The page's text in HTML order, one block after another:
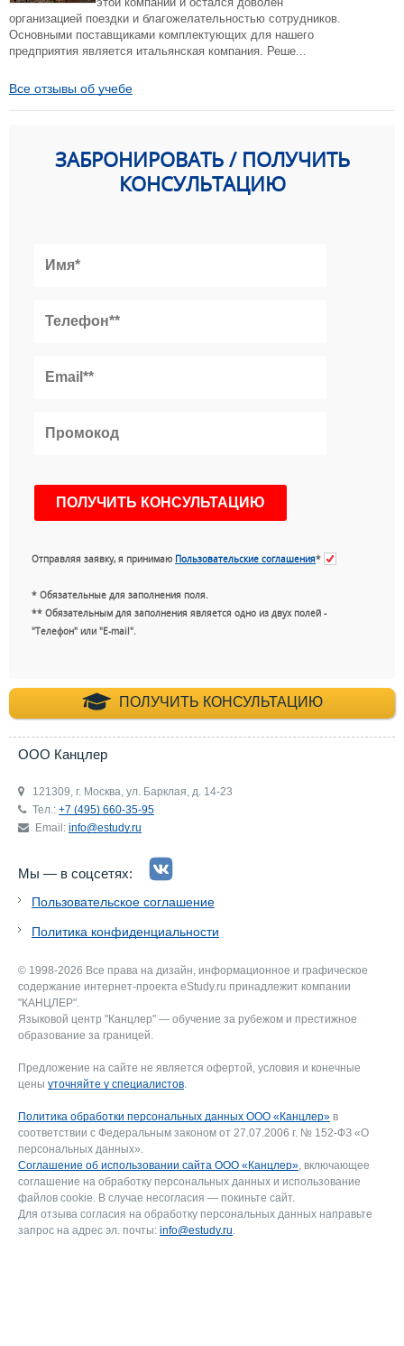
организацией поездки и благожелательностью сотрудников.
Основными поставщиками комплектующих для нашего
предприятия является итальянская компания. Реше...
Все отзывы об учебе
ЗАБРОНИРОВАТЬ / ПОЛУЧИТЬ
КОНСУЛЬТАЦИЮ
Отправляя заявку, я принимаю Пользовательские соглашения*
* Обязательные для заполнения поля.
** Обязательным для заполнения является одно из двух полей -
"Телефон" или "E-mail".
ПОЛУЧИТЬ КОНСУЛЬТАЦИЮ
+7 (495) 660-35-
ООО Канцлер
121309, г. Москва, ул. Барклая, д. 14-23
Тел.: +7 (495) 660-35-95
Email: info@estudy.ru
Мы — в соцсетях:
Пользовательское соглашение
Политика конфиденциальности
© 1998-2026 Все права на дизайн, информационное и графическое
содержание интернет-проекта eStudy.ru принадлежит компании
"КАНЦЛЕР".
Языковой центр "Канцлер" — обучение за рубежом и престижное
образование за границей.
Предложение на сайте не является офертой, условия и конечные
цены уточняйте у специалистов.
Политика обработки персональных данных ООО «Канцлер» в
соответствии с Федеральным законом от 27.07.2006 г. № 152-ФЗ «О
персональных данных».
Соглашение об использовании сайта ООО «Канцлер», включающее
соглашение на обработку персональных данных и использование
файлов cookie. В случае несогласия — покиньте сайт.
Для отзыва согласия на обработку персональных данных направьте
запрос на адрес эл. почты: info@estudy.ru.